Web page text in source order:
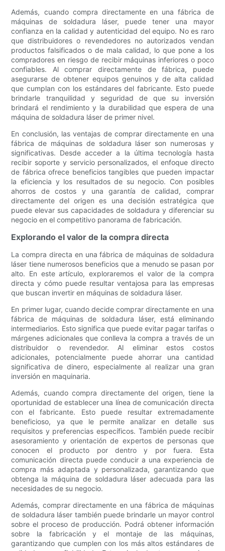
Además, cuando compra directamente en una fábrica de
máquinas de soldadura láser, puede tener una mayor
confianza en la calidad y autenticidad del equipo. No es raro
que distribuidores o revendedores no autorizados vendan
productos falsificados o de mala calidad, lo que pone a los
compradores en riesgo de recibir máquinas inferiores o poco
confiables. Al comprar directamente de fábrica, puede
asegurarse de obtener equipos genuinos y de alta calidad
que cumplan con los estándares del fabricante. Esto puede
brindarle tranquilidad y seguridad de que su inversión
brindará el rendimiento y la durabilidad que espera de una
máquina de soldadura láser de primer nivel.
En conclusión, las ventajas de comprar directamente en una
fábrica de máquinas de soldadura láser son numerosas y
significativas. Desde acceder a la última tecnología hasta
recibir soporte y servicio personalizados, el enfoque directo
de fábrica ofrece beneficios tangibles que pueden impactar
la eficiencia y los resultados de su negocio. Con posibles
ahorros de costos y una garantía de calidad, comprar
directamente del origen es una decisión estratégica que
puede elevar sus capacidades de soldadura y diferenciar su
negocio en el competitivo panorama de fabricación.
Explorando el valor de la compra directa
La compra directa en una fábrica de máquinas de soldadura
láser tiene numerosos beneficios que a menudo se pasan por
alto. En este artículo, exploraremos el valor de la compra
directa y cómo puede resultar ventajosa para las empresas
que buscan invertir en máquinas de soldadura láser.
En primer lugar, cuando decide comprar directamente en una
fábrica de máquinas de soldadura láser, está eliminando
intermediarios. Esto significa que puede evitar pagar tarifas o
márgenes adicionales que conlleva la compra a través de un
distribuidor o revendedor. Al eliminar estos costos
adicionales, potencialmente puede ahorrar una cantidad
significativa de dinero, especialmente al realizar una gran
inversión en maquinaria.
Además, cuando compra directamente del origen, tiene la
oportunidad de establecer una línea de comunicación directa
con el fabricante. Esto puede resultar extremadamente
beneficioso, ya que le permite analizar en detalle sus
requisitos y preferencias específicos. También puede recibir
asesoramiento y orientación de expertos de personas que
conocen el producto por dentro y por fuera. Esta
comunicación directa puede conducir a una experiencia de
compra más adaptada y personalizada, garantizando que
obtenga la máquina de soldadura láser adecuada para las
necesidades de su negocio.
Además, comprar directamente en una fábrica de máquinas
de soldadura láser también puede brindarle un mayor control
sobre el proceso de producción. Podrá obtener información
sobre la fabricación y el montaje de las máquinas,
garantizando que cumplen con los más altos estándares de